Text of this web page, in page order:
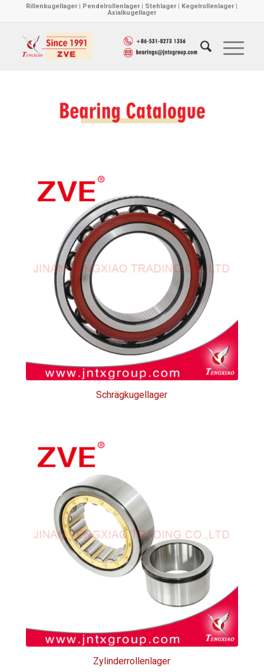
Rillenkugellager | Pendelrollenlager | Stehlager | Kegelrollenlager |
Axialkugellager
Schrägkugellager
Schrägkugellager
Zylinderrollenlager
Zylinderrollenlager